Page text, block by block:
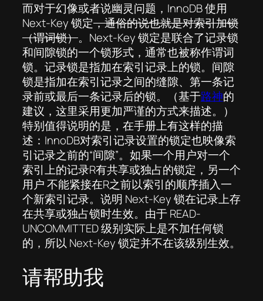
而对于幻像或者说幽灵问题，InnoDB 使用
Next-Key 锁定，通俗的说也就是对索引加锁
（谓词锁）。Next-Key 锁定是联合了记录锁
和间隙锁的一个锁形式，通常也被称作谓词
锁。记录锁是指加在索引记录上的锁。间隙
锁是指加在索引记录之间的缝隙、第一条记
录前或最后一条记录后的锁。（基于路神的
建议，这里采用更加严谨的方式来描述。）
特别值得说明的是，在手册上有这样的描
述：InnoDB对索引记录设置的锁定也映像索
引记录之前的“间隙”。如果一个用户对一个
索引上的记录R有共享或独占的锁定，另一个
用户 不能紧接在R之前以索引的顺序插入一
个新索引记录。说明 Next-Key 锁在记录上存
在共享或独占锁时生效。由于 READ-
UNCOMMITTED 级别实际上是不加任何锁
的，所以 Next-Key 锁定并不在该级别生效。
请帮助我